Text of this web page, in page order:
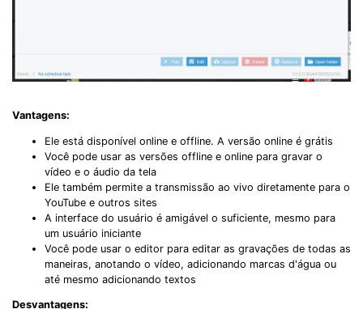
Vantagens:
Ele está disponível online e offline. A versão online é grátis
Você pode usar as versões offline e online para gravar o
vídeo e o áudio da tela
Ele também permite a transmissão ao vivo diretamente para o
YouTube e outros sites
A interface do usuário é amigável o suficiente, mesmo para
um usuário iniciante
Você pode usar o editor para editar as gravações de todas as
maneiras, anotando o vídeo, adicionando marcas d'água ou
até mesmo adicionando textos
Desvantagens: